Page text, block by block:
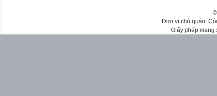
Đơn vị chủ quản:
Giấy phép mạng